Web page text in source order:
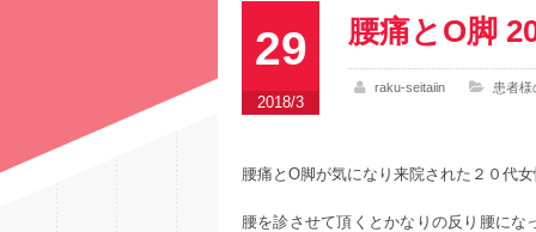
29
2018/3
腰痛とO脚
raku-seitaiin 患者様
腰痛とO脚が気になり来院された２０代女
腰を診させて頂くとかなりの反り腰に